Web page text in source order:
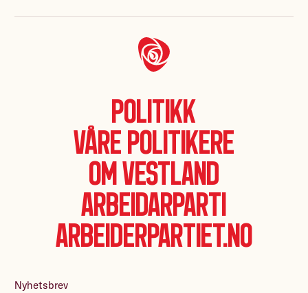
Politikk
Våre politikere
Om Vestland
Arbeidarparti
Arbeiderpartiet.no
Nyhetsbrev